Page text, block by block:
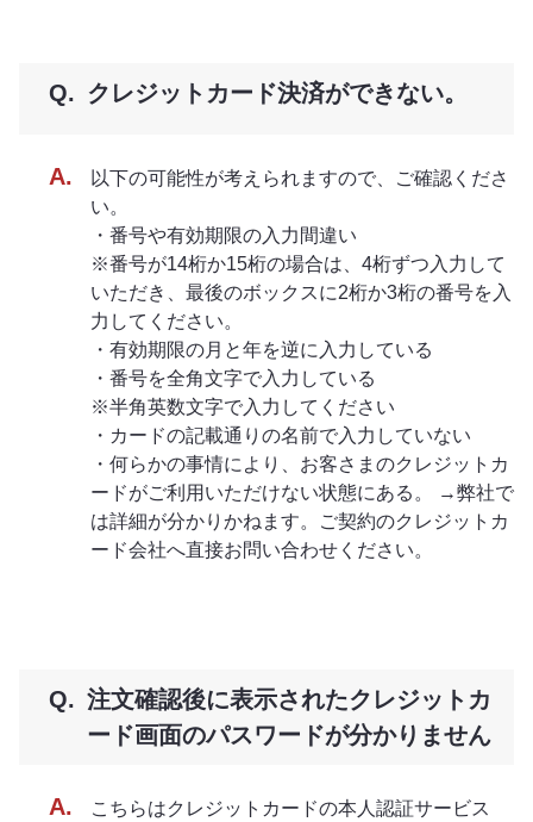
クレジットカード決済ができない。
以下の可能性が考えられますので、ご確認くださ
い。
・番号や有効期限の入力間違い
※番号が14桁か15桁の場合は、4桁ずつ入力して
いただき、最後のボックスに2桁か3桁の番号を入
力してください。
・有効期限の月と年を逆に入力している
・番号を全角文字で入力している
※半角英数文字で入力してください
・カードの記載通りの名前で入力していない
・何らかの事情により、お客さまのクレジットカ
ードがご利用いただけない状態にある。 →弊社で
は詳細が分かりかねます。ご契約のクレジットカ
ード会社へ直接お問い合わせください。
注文確認後に表示されたクレジットカ
ード画面のパスワードが分かりません
こちらはクレジットカードの本人認証サービス